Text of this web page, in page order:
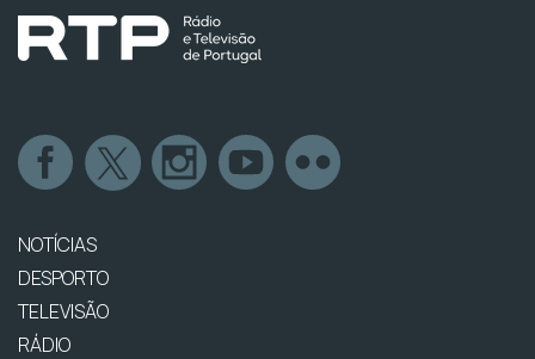
NOTÍCIAS
DESPORTO
TELEVISÃO
RÁDIO